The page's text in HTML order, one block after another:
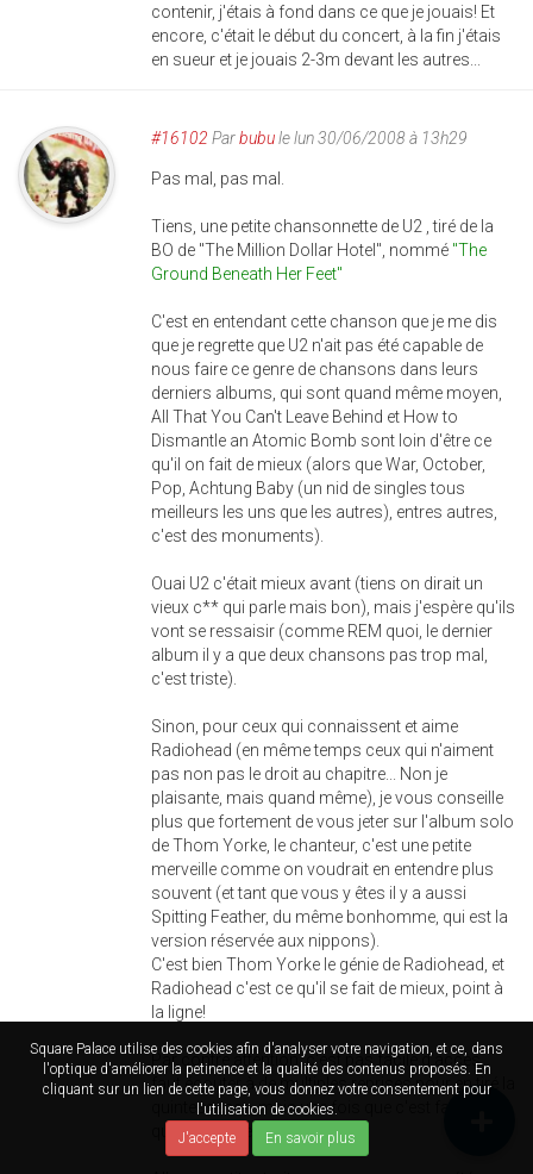
Square Palace utilise des cookies afin d'analyser votre navigation, et ce, dans
l'optique d'améliorer la petinence et la qualité des contenus proposés. En
cliquant sur un lien de cette page, vous donnez votre consentement pour
l'utilisation de cookies.
J'accepte
En savoir plus
contenir, j'étais à fond dans ce que je jouais! Et
encore, c'était le début du concert, à la fin j'étais
en sueur et je jouais 2-3m devant les autres...
#16102 Parbubule lun 30/06/2008 à 13h29
Pas mal, pas mal.
Tiens, une petite chansonnette de U2 , tiré de la
BO de "The Million Dollar Hotel", nommé "The
Ground Beneath Her Feet"
C'est en entendant cette chanson que je me dis
que je regrette que U2 n'ait pas été capable de
nous faire ce genre de chansons dans leurs
derniers albums, qui sont quand même moyen,
All That You Can't Leave Behind et How to
Dismantle an Atomic Bomb sont loin d'être ce
qu'il on fait de mieux (alors que War, October,
Pop, Achtung Baby (un nid de singles tous
meilleurs les uns que les autres), entres autres,
c'est des monuments).
Ouai U2 c'était mieux avant (tiens on dirait un
vieux c** qui parle mais bon), mais j'espère qu'ils
vont se ressaisir (comme REM quoi, le dernier
album il y a que deux chansons pas trop mal,
c'est triste).
Sinon, pour ceux qui connaissent et aime
Radiohead (en même temps ceux qui n'aiment
pas non pas le droit au chapitre... Non je
plaisante, mais quand même), je vous conseille
plus que fortement de vous jeter sur l'album solo
de Thom Yorke, le chanteur, c'est une petite
merveille comme on voudrait en entendre plus
souvent (et tant que vous y êtes il y a aussi
Spitting Feather, du même bonhomme, qui est la
version réservée aux nippons).
C'est bien Thom Yorke le génie de Radiohead, et
Radiohead c'est ce qu'il se fait de mieux, point à
la ligne!
Par contre attention, c'est pas facile d'accès,
faut écouter à de multiples reprises pour en tiré la
quintessence, mais une fois que c'est fait, c'est
que du bonheur.